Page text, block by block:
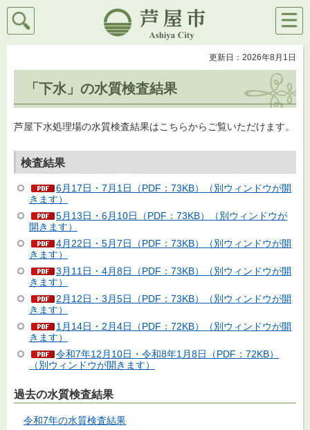
芦屋市
検索
メニ
ュー
更新日：2026年8月1日
「下水」の水質検査結果
芦屋下水処理場の水質検査結果はこちらからご覧いただけます。
検査結果
6月17日・7月1日（PDF：73KB）（別ウィンドウが開
きます）
5月13日・6月10日（PDF：73KB）（別ウィンドウが
開きます）
4月22日・5月7日（PDF：73KB）（別ウィンドウが開
きます）
3月11日・4月8日（PDF：73KB）（別ウィンドウが開
きます）
2月12日・3月5日（PDF：73KB）（別ウィンドウが開
きます）
1月14日・2月4日（PDF：72KB）（別ウィンドウが開
きます）
令和7年12月10日・令和8年1月8日（PDF：72KB）
（別ウィンドウが開きます）
過去の水質検査結果
令和7年の水質検査結果